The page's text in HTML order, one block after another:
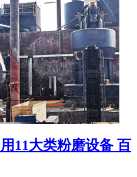
11大类粉磨设备 百